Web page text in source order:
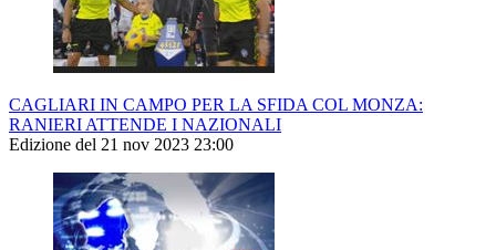
CAGLIARI IN CAMPO PER LA SFIDA COL MONZA:
RANIERI ATTENDE I NAZIONALI
Edizione del 21 nov 2023 23:00